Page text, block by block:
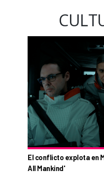
El conflicto explota en
All Mankind'